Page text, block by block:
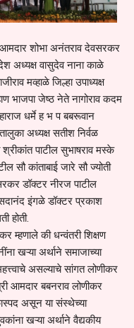
आमदार शोभा अनंतराव देवसरकर
अध्यक्ष वासुदेव नाना काळे
मव्हाळे जिल्हा उपाध्यक्ष
भाजपा जेष्ठ नेते नागोराव कदम
धर्मे ह भ प बबरूवान
अध्यक्ष सतीश निर्वळ
श्रीकांत पाटील सुभाषराव मस्के
सौ कांताबाई जारे सौ ज्योती
डॉक्टर नीरज पाटील
इंगळे डॉक्टर प्रकाश
होती.
म्हणाले की धन्वंतरी शिक्षण
खऱ्या अर्थाने समाजाच्या
असल्याचे सांगत लोणीकर
आमदार बबनराव लोणीकर
असून या संस्थेच्या
खऱ्या अर्थाने वैद्यकीय